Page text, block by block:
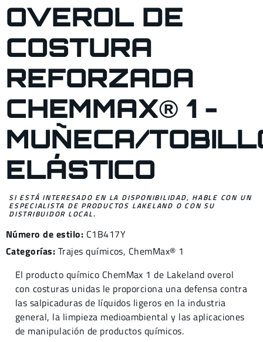
OVEROL DE
COSTURA
REFORZADA
CHEMMAX® 1 -
MUÑECA/
ELÁSTICO
SI ESTÁ INTERESADO EN LA DISPONIBILIDAD, HABLE CON UN
ESPECIALISTA DE PRODUCTOS LAKELAND O CON SU
DISTRIBUIDOR LOCAL.
Número de estilo: C1B417Y
Categorías: Trajes químicos, ChemMax® 1
El producto químico ChemMax 1 de Lakeland overol
con costuras unidas le proporciona una defensa contra
las salpicaduras de líquidos ligeros en la industria
general, la limpieza medioambiental y las aplicaciones
de manipulación de productos químicos.